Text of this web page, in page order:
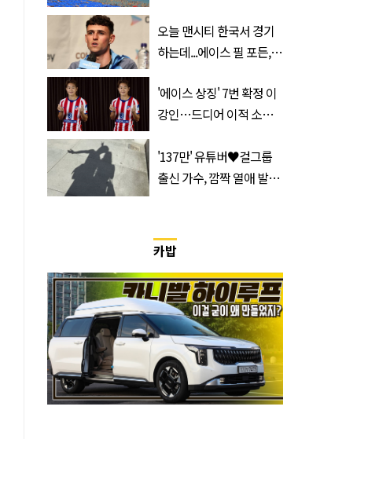
속출, 반응 폭발
오늘 맨시티 한국서 경기
하는데...에이스 필 포든,
'에이스 상징' 7번 확정 이
강인…드디어 이적 소감
'137만' 유튜버♥걸그룹
출신 가수, 깜짝 열애 발
카밥